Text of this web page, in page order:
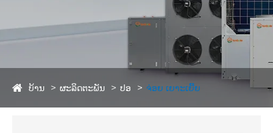
ບ້ານ ຜະລິດຕະພັນ ປອ ຈ່ອຍ ເຍາະເຍີ້ຍ